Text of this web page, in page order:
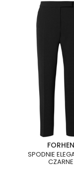
FORHEN
SPODNIE
CZARNE